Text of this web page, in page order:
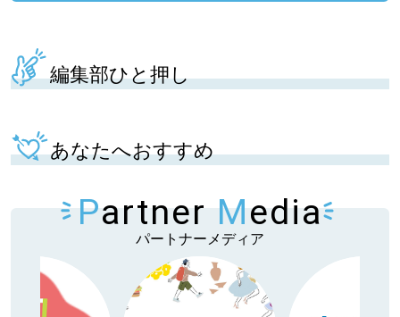
編集部ひと押し
あなたへおすすめ
Partner Media
パートナーメディア